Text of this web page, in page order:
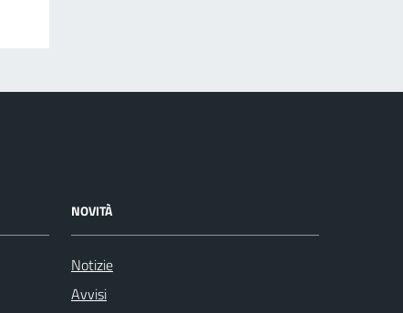
NOVITÀ
Notizie
Avvisi